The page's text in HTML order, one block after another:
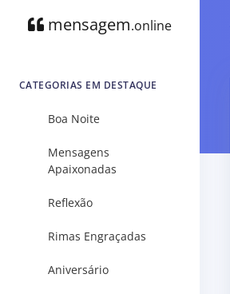
mensagem.online
CATEGORIAS EM DESTAQUE
Boa Noite
Mensagens
Apaixonadas
Reflexão
Rimas Engraçadas
Aniversário